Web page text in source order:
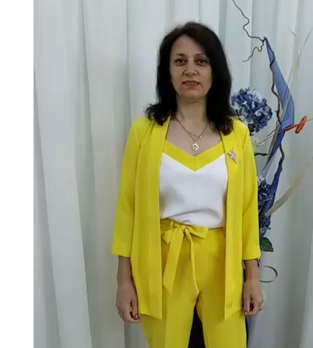
91,5 FM
Кайбыч
106,1 FM
Кама тамагы
71,51 FM
Кукмара
107,9 FM
Лениногорский
102,1 FM